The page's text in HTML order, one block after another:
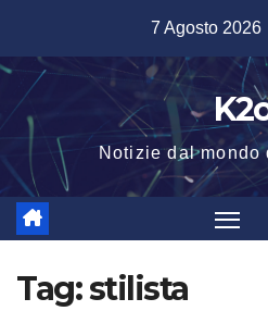
contenuto
7 Agosto 2026
Notizie dal mondo
Tag:stilista